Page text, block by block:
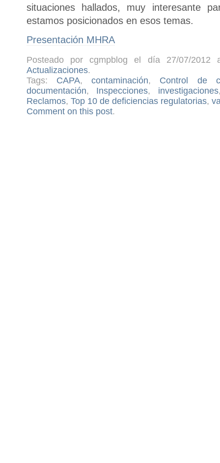
situaciones hallados, muy interesante
estamos posicionados en esos temas.
Presentación MHRA
Posteado por cgmpblog el día 27/07/
Actualizaciones.
Tags: CAPA, contaminación, Control de
documentación, Inspecciones, investigaciones
Reclamos, Top 10 de deficiencias regulatorias,
Comment on this post.